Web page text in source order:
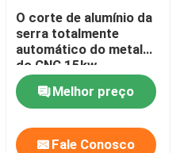
O corte de alumínio da
serra totalmente
automático do metal
do CNC 15kw
considerou as
máquinas 4000r/min
Melhor preço
Fale Conosco